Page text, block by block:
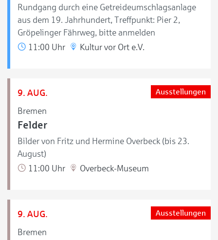
Rundgang durch eine Getreideumschlagsanlage
aus dem 19. Jahrhundert, Treffpunkt: Pier 2,
Gröpelinger Fährweg, bitte anmelden
11:00 Uhr
Kultur vor Ort e.V.
9. AUG.
Bremen
Ausstellungen
Felder
Bilder von Fritz und Hermine Overbeck (bis 23.
August)
11:00 Uhr
Overbeck-Museum
9. AUG.
Bremen
Ausstellungen